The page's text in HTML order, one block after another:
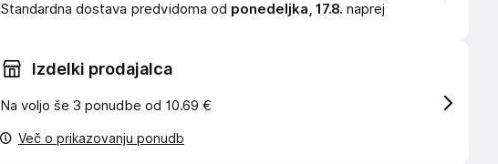
Standardna dostava predvidoma od ponedeljka, 17.8. naprej
Izdelki prodajalca
Na voljo še 3 ponudbe od 10.69 €
Več o prikazovanju ponudb